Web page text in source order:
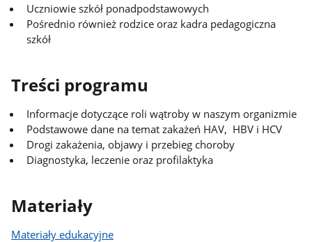
Uczniowie szkół ponadpodstawowych
Pośrednio również rodzice oraz kadra pedagogiczna
szkół
Treści programu
Informacje dotyczące roli wątroby w naszym organizmie
Podstawowe dane na temat zakażeń HAV, HBV i HCV
Drogi zakażenia, objawy i przebieg choroby
Diagnostyka, leczenie oraz profilaktyka
Materiały
Materiały edukacyjne